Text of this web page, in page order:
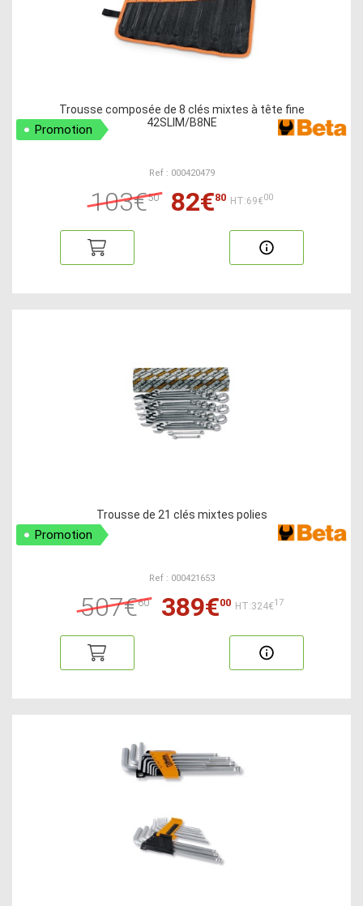
Trousse composée de 8 clés mixtes à tête fine
42SLIM/B8NE
Promotion
Ref : 000420479
103€50 82€80 HT:69€00
Trousse de 21 clés mixtes polies
Promotion
Ref : 000421653
507€60 389€00 HT:324€17